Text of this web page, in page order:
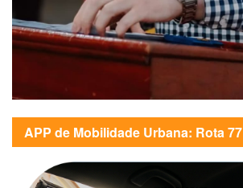
APP de Mobilidade Urbana: Rota 77